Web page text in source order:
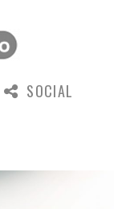
SOCIAL